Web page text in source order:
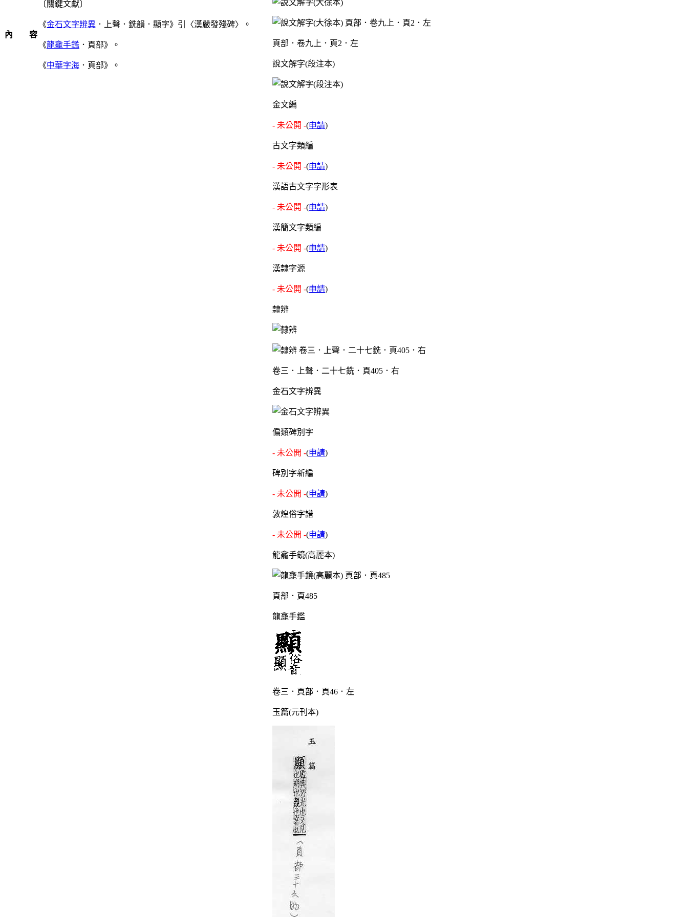
內 容
〔關鍵文獻〕
《金石文字辨異 ．上聲．銑韻．顯字》引〈漢嚴發殘碑〉。
《龍龕手鑑 ．頁部》。
《中華字海 ．頁部》。
頁部．卷九上．頁2．左
說文解字(段注本)
金文編
- 未公開 -(申請)
古文字類編
- 未公開 -(申請)
漢語古文字字形表
- 未公開 -(申請)
漢簡文字類編
- 未公開 -(申請)
漢隸字源
- 未公開 -(申請)
隸辨
卷三．上聲．二十七銑．頁405．右
金石文字辨異
偏類碑別字
- 未公開 -(申請)
碑別字新編
- 未公開 -(申請)
敦煌俗字譜
- 未公開 -(申請)
龍龕手鏡(高麗本)
頁部．頁485
龍龕手鑑
卷三．頁部．頁46．左
玉篇(元刊本)